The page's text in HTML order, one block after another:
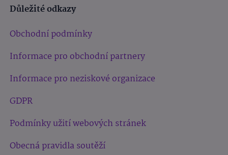
Důležité odkazy
Obchodní podmínky
Informace pro obchodní partnery
Informace pro neziskové organizace
GDPR
Podmínky užití webových stránek
Obecná pravidla soutěží